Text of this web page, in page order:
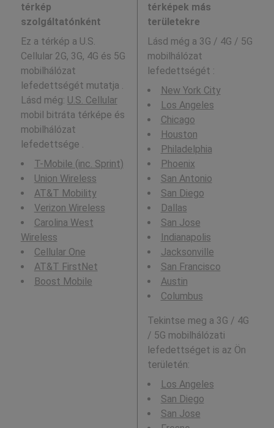
térkép
szolgáltatónként
Ez a térkép a U.S.
Cellular 2G, 3G, 4G és 5G
mobilhálózat
lefedettségét mutatja .
Lásd még: U.S. Cellular
mobil bitráta térképe és
mobilhálózat
lefedettsége .
T-Mobile (inc. Sprint)
Union Wireless
AT&T Mobility
Verizon Wireless
Carolina West
Wireless
Cellular One
AT&T FirstNet
Boost Mobile
térképek más
területekre
Lásd még a 3G / 4G / 5G
mobilhálózat
lefedettségét :
New York City
Los Angeles
Chicago
Houston
Philadelphia
Phoenix
San Antonio
San Diego
Dallas
San Jose
Indianapolis
Jacksonville
San Francisco
Austin
Columbus
Tekintse meg a 3G / 4G
/ 5G mobilhálózati
lefedettséget is az Ön
területén:
Los Angeles
San Diego
San Jose